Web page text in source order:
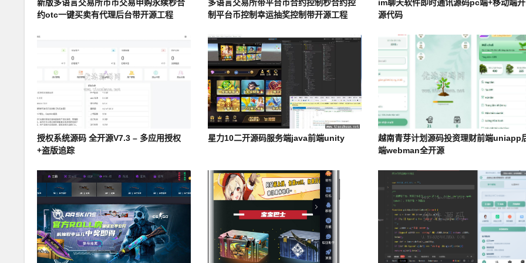
新版多语言交易所币币交易申购永续秒合
约otc一键买卖有代理后台带开源工程
多语言交易所带平台币合约控制秒合约控
制平台币控制幸运抽奖控制带开源工程
im聊天软件即时通讯源码pc端+移动端开
源代码
授权系统源码 全开源V7.3 – 多应用授权
+盗版追踪
星力10二开源码服务端java前端unity
越南青芽计划源码投资理财前端uniapp
端webman全开源